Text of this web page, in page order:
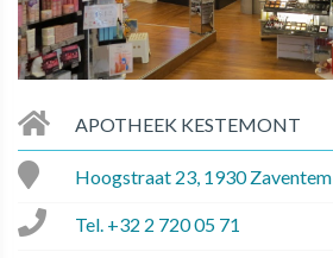
APOTHEEK KESTEMONT
Hoogstraat 23, 1930 Zaventem
Tel. +32 2 720 05 71